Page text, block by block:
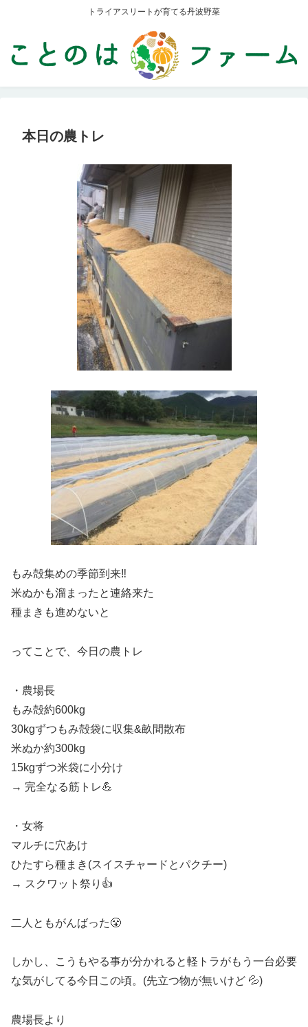
トライアスリートが育てる丹波野菜
本日の農トレ
もみ殻集めの季節到来‼️
米ぬかも溜まったと連絡来た
種まきも進めないと
ってことで、今日の農トレ
・農場長
もみ殻約600kg
30kgずつもみ殻袋に収集&畝間散布
米ぬか約300kg
15kgずつ米袋に小分け
→ 完全なる筋トレ💪
・女将
マルチに穴あけ
ひたすら種まき(スイスチャードとパクチー)
→ スクワット祭り👍
二人ともがんばった😤
しかし、こうもやる事が分かれると軽トラがもう一台必要
な気がしてる今日この頃。(先立つ物が無いけど 💦)
農場長より